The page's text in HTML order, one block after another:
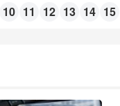
10 11 12 13 14 15